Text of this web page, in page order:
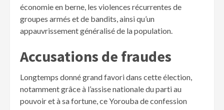
économie en berne, les violences récurrentes de
groupes armés et de bandits, ainsi qu’un
appauvrissement généralisé de la population.
Accusations de fraudes
Longtemps donné grand favori dans cette élection,
notamment grâce à l’assise nationale du parti au
pouvoir et à sa fortune, ce Yorouba de confession